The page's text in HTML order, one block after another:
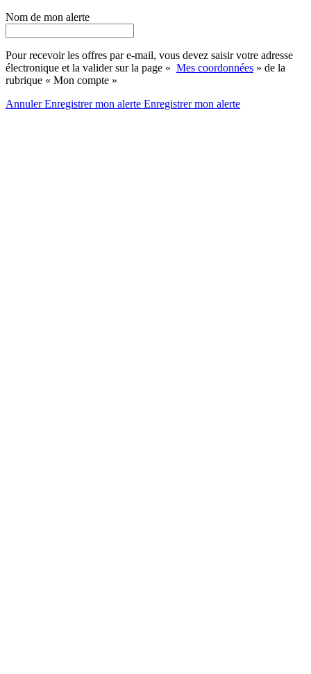
Nom de mon alerte
Pour recevoir les offres par e-mail, vous devez saisir votre adresse
électronique et la valider sur la page « Mes coordonnées » de la
rubrique « Mon compte »
AnnulerEnregistrer mon alerte Enregistrermon alerte